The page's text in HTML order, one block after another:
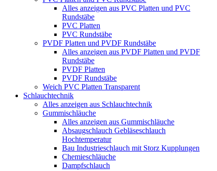
Alles anzeigen aus PVC Platten und PVC
Rundstäbe
PVC Platten
PVC Rundstäbe
PVDF Platten und PVDF Rundstäbe
Alles anzeigen aus PVDF Platten und PVDF
Rundstäbe
PVDF Platten
PVDF Rundstäbe
Weich PVC Platten Transparent
Schlauchtechnik
Alles anzeigen aus Schlauchtechnik
Gummischläuche
Alles anzeigen aus Gummischläuche
Absaugschlauch Gebläseschlauch
Hochtemperatur
Bau Industrieschlauch mit Storz Kupplungen
Chemieschläuche
Dampfschlauch